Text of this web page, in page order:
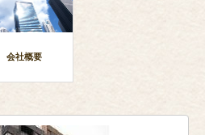
会社概要